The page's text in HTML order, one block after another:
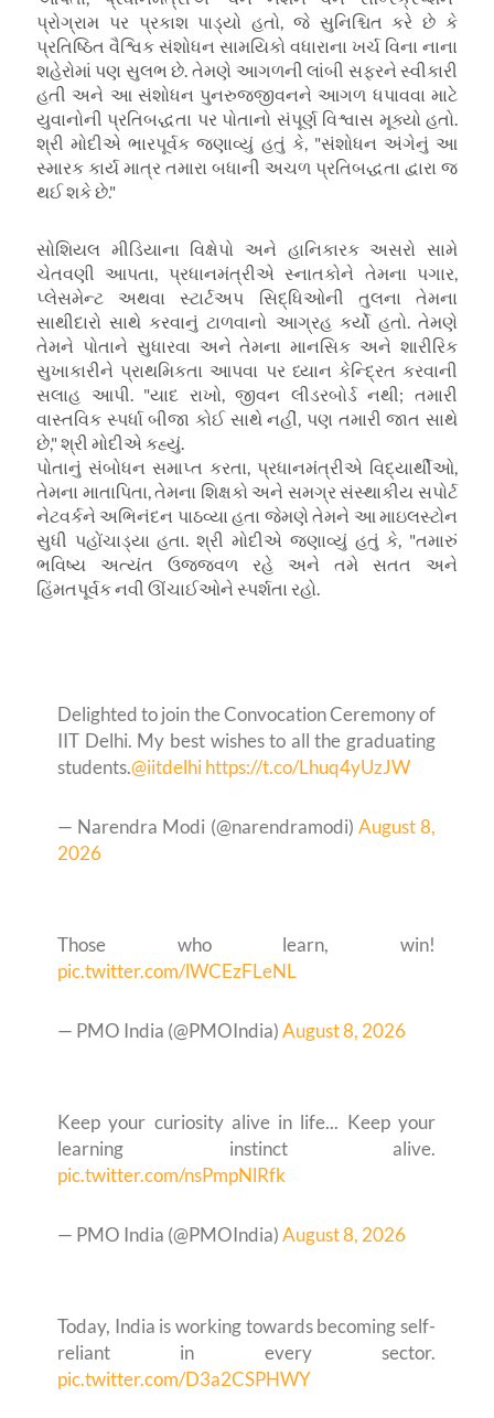
પ્રોગ્રામ પર પ્રકાશ પાડ્યો હતો, જે સુનિશ્ચિત કરે છે કે
પ્રતિષ્ઠિત વૈશ્વિક સંશોધન સામયિકો વધારાના ખર્ચ વિના નાના
શહેરોમાં પણ સુલભ છે. તેમણે આગળની લાંબી સફરને સ્વીકારી
હતી અને આ સંશોધન પુનરુજ્જીવનને આગળ ધપાવવા માટે
યુવાનોની પ્રતિબદ્ધતા પર પોતાનો સંપૂર્ણ વિશ્વાસ મૂક્યો હતો.
શ્રી મોદીએ ભારપૂર્વક જણાવ્યું હતું કે, "સંશોધન અંગેનું આ
સ્મારક કાર્ય માત્ર તમારા બધાની અચળ પ્રતિબદ્ધતા દ્વારા જ
થઈ શકે છે."
સોશિયલ મીડિયાના વિક્ષેપો અને હાનિકારક અસરો સામે
ચેતવણી આપતા, પ્રધાનમંત્રીએ સ્નાતકોને તેમના પગાર,
પ્લેસમેન્ટ અથવા સ્ટાર્ટઅપ સિદ્ધિઓની તુલના તેમના
સાથીદારો સાથે કરવાનું ટાળવાનો આગ્રહ કર્યો હતો. તેમણે
તેમને પોતાને સુધારવા અને તેમના માનસિક અને શારીરિક
સુખાકારીને પ્રાથમિકતા આપવા પર ધ્યાન કેન્દ્રિત કરવાની
સલાહ આપી. "યાદ રાખો, જીવન લીડરબોર્ડ નથી; તમારી
વાસ્તવિક સ્પર્ધા બીજા કોઈ સાથે નહીં, પણ તમારી જાત સાથે
છે," શ્રી મોદીએ કહ્યું.
પોતાનું સંબોધન સમાપ્ત કરતા, પ્રધાનમંત્રીએ વિદ્યાર્થીઓ,
તેમના માતાપિતા, તેમના શિક્ષકો અને સમગ્ર સંસ્થાકીય સપોર્ટ
નેટવર્કને અભિનંદન પાઠવ્યા હતા જેમણે તેમને આ માઇલસ્ટોન
સુધી પહોંચાડ્યા હતા. શ્રી મોદીએ જણાવ્યું હતું કે, "તમારું
ભવિષ્ય અત્યંત ઉજ્જવળ રહે અને તમે સતત અને
હિંમતપૂર્વક નવી ઊંચાઈઓને સ્પર્શતા રહો.
Delighted to join the Convocation Ceremony of
IIT Delhi. My best wishes to all the graduating
students.@iitdelhihttps://t.co/Lhuq4yUzJW
— Narendra Modi (@narendramodi) August 8,
2026
Those who learn, win!
pic.twitter.com/lWCEzFLeNL
— PMO India (@PMOIndia)August 8, 2026
Keep your curiosity alive in life... Keep your
learning instinct alive.
pic.twitter.com/nsPmpNlRfk
— PMO India (@PMOIndia)August 8, 2026
Today, India is working towards becoming self-
reliant in every sector.
pic.twitter.com/D3a2CSPHWY